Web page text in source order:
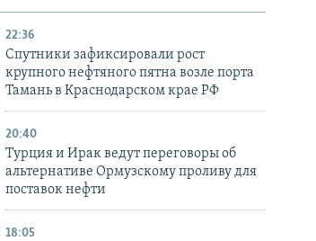
22:36
Спутники зафиксировали рост
крупного нефтяного пятна возле порта
Тамань в Краснодарском крае РФ
20:40
Турция и Ирак ведут переговоры об
альтернативе Ормузскому проливу для
поставок нефти
18:05